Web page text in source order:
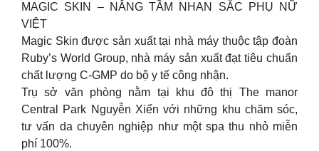
MAGIC SKIN – NÂNG TẦM NHAN SẮC PHỤ NỮ
VIỆT
Magic Skin được sản xuất tại nhà máy thuộc tập đoàn
Ruby’s World Group, nhà máy sản xuất đạt tiêu chuẩn
chất lượng C-GMP do bộ y tế công nhận.
Trụ sở văn phòng nằm tại khu đô thị The manor
Central Park Nguyễn Xiển với những khu chăm sóc,
tư vấn da chuyên nghiệp như một spa thu nhỏ miễn
phí 100%.